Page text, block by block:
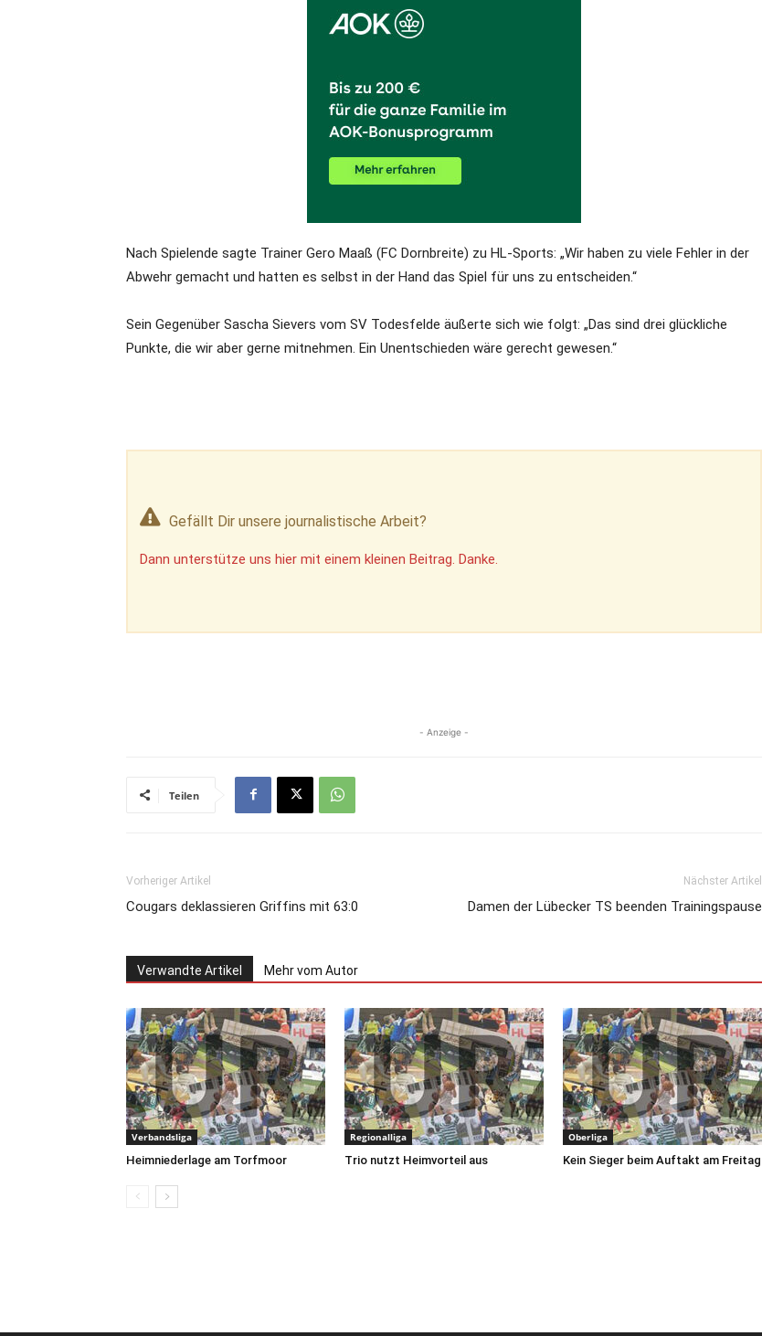
Nach Spielende sagte Trainer Gero Maaß (FC Dornbreite) zu HL-Sports: „Wir haben zu viele Fehler in der
Abwehr gemacht und hatten es selbst in der Hand das Spiel für uns zu entscheiden.“
Sein Gegenüber Sascha Sievers vom SV Todesfelde äußerte sich wie folgt: „Das sind drei glückliche
Punkte, die wir aber gerne mitnehmen. Ein Unentschieden wäre gerecht gewesen.“
Gefällt Dir unsere journalistische Arbeit?
Dann unterstütze uns hier mit einem kleinen Beitrag. Danke.
- Anzeige -
Teilen
Vorheriger Artikel
Cougars deklassieren Griffins mit 63:0
Nächster Artikel
Damen der Lübecker TS beenden Trainingspause
Verwandte Artikel Mehr vom Autor
Verbandsliga
Heimniederlage am Torfmoor
Regionalliga
Trio nutzt Heimvorteil aus
Oberliga
Kein Sieger beim Auftakt am Freitag